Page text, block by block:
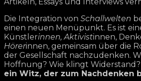
Die Integration von Schallwelten
einen neuen Menüpunkt. Es ist
Künstlerinnen, Aktivistinnen,
Hörerinnen, gemeinsam über die
der Gesellschaft nachzudenken.
Hoffnung? Wie klingt Widerstand?
ein Witz, der zum Nachdenken